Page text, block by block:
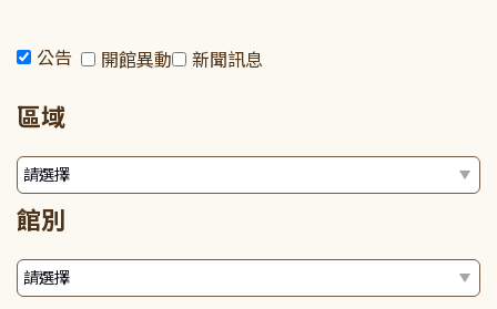
公告 開館異動 新聞訊息
區域
館別